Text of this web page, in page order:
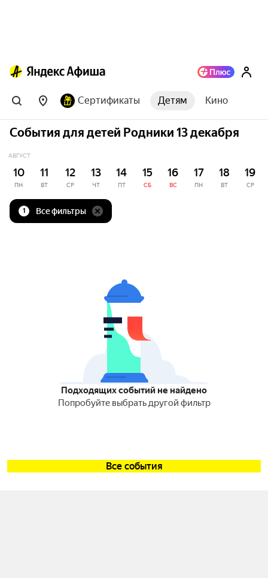
Сертификаты Детям Кино
События для детей Родники 13 декабря
АВГУСТ
10
ПН
11
ВТ
12
СР
13
ЧТ
14
ПТ
15
СБ
16
ВС
17
ПН
18
ВТ
19
СР
1 Все фильтры
Подходящих событий не найдено
Попробуйте выбрать другой фильтр
Все события